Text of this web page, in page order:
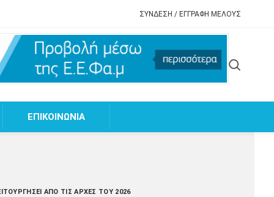
ΣΥΝΔΕΣΗ / ΕΓΓΡΑΦΗ ΜΕΛΟΥΣ
EΠΙΚΟΙΝΩΝΙΑ
ΑΠΌ ΤΙΣ ΑΡΧΈΣ ΤΟΥ 2026